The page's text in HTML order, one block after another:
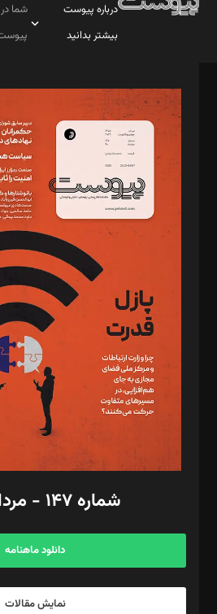
درباره پیوست
بیشتر بدانید
شما
مدیر مسئول: محمدباقر اثنی‌عشری
سردبیر: مهرک محمودی
دبیر تحریریه: میثم قاسمی
د‌بیر ناداستان: سمانه سمیع
د‌بیر خدمت و تجارت: ابوالفضل رجبی
د‌بیر حقوق فناوری: حسام‌الدین ایپکچی
د‌بیر پیوست جهان: مینا پاکدل
د‌بیر تحریریه آنلاین: بابک نقاش
تحریریه‌: مجتبی محمود‌ی، آرش برهمند،
مصطفی مسجدی آرانی، ابوالفضل رجبی، زهرا
رستمی،مصطفی باستان
ویرایش: نگار استاد‌‌آقا
طراح یونیفرم: مجید توکلی
فیلمبرداری و عکاسی: امیر شفیعی، مانی
گرافیک و صفحه‌آرایی: سید‌سبحان‌علی ثابت
مد‌یر توسعه تجاری: کامبیز برید‌
امور مالی: شاپور رهبری، محمد‌ کاظمی‌نیا
آگهی و مشترکین: ۰۹۱۹۹۹۹۰۴۵۴
شماره ۱۴۷ - مرداد ۱۴۰۵
دانلود ماهنامه
نمایش مقالات